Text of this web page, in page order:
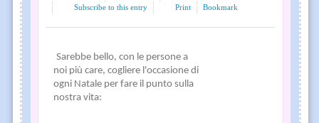
Subscribe to this entry
Print Bookmark
Sarebbe bello, con le persone a
noi più care, cogliere l'occasione di
ogni Natale per fare il punto sulla
nostra vita: